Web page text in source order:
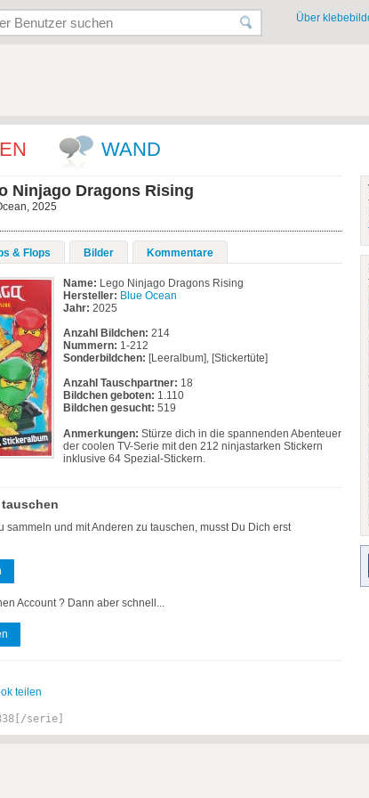
Über
WAND
Ninjago Dragons Rising
2025
& Flops Bilder Kommentare
Name: Lego Ninjago Dragons Rising
Hersteller: Blue Ocean
Jahr: 2025
Anzahl Bildchen: 214
Nummern: 1-212
Sonderbildchen: [Leeralbum], [Stickertüte]
Anzahl Tauschpartner: 18
Bildchen geboten: 1.110
Bildchen gesucht: 519
Anmerkungen: Stürze dich in die spannenden Abenteuer
der coolen TV-Serie mit den 212 ninjastarken Stickern
inklusive 64 Spezial-Stickern.
sammeln und mit Anderen zu tauschen, musst Du Dich erst
Account ? Dann aber schnell...
teilen
serie]